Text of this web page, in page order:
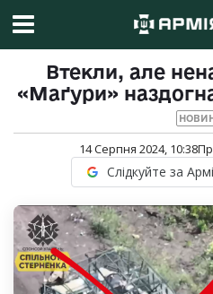
Втекли, але
«Маґури»
14 Серпня 2024, 10:38
Слідкуйте за